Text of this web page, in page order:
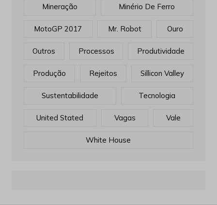
Mineração Minério De Ferro
MotoGP 2017 Mr. Robot Ouro
Outros Processos Produtividade
Produção Rejeitos Sillicon Valley
Sustentabilidade Tecnologia
United Stated Vagas Vale
White House